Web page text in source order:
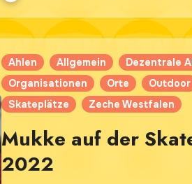
Ahlen Allgemein Dezentrale
Organisationen
Orte Outdoor
Skateplätze
Zeche Westfalen
Mukke auf der
2022